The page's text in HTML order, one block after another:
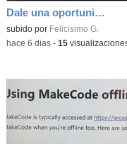
Dale una oportunidad a los Chromebooks y utiliza un proyector para realizar talleres si no tienes pantallas táctiles
Contenido educativo.
subido por Felicisimo G.
-hace 6 dias- 15